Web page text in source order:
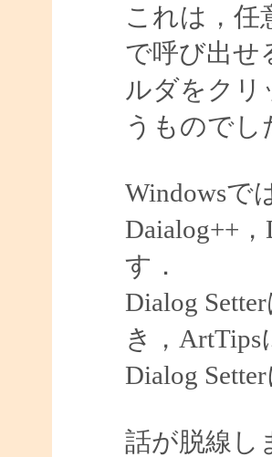
これは，任
で呼び出せ
ルダをクリ
うものでし
Windowsで
Daialog++
す．
Dialog
き，
Dialog
話が脱線し